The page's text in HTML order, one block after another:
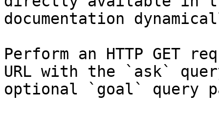
documentation
Perform an HTTP GET
URL with the `ask`
optional `goal` query